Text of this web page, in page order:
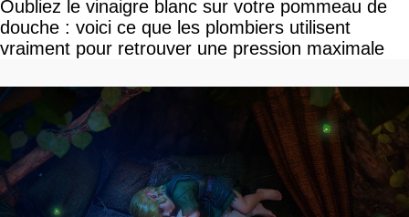
Oubliez le vinaigre blanc sur votre pommeau de
douche : voici ce que les plombiers utilisent
vraiment pour retrouver une pression maximale